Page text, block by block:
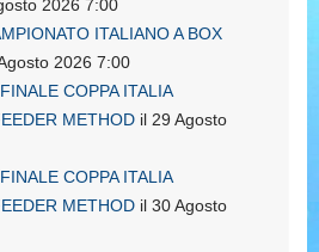
2026 7:00
ITALIANO A BOX
2026 7:00
COPPA ITALIA
METHOD il 29 Agosto
COPPA ITALIA
METHOD il 30 Agosto